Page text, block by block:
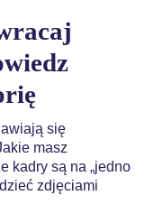
się
masz
kadry są na „jedno
zdjęciami